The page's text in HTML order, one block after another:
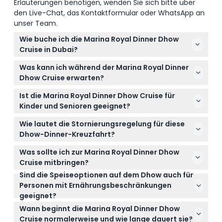
Erläuterungen benötigen, wenden Sie sich bitte über
den Live-Chat, das Kontaktformular oder WhatsApp an
unser Team.
Wie buche ich die Marina Royal Dinner Dhow
Cruise in Dubai?
Sie können Ihre Marina Royal Dinner Dhow Cruise
ganz einfach online hier auf dieser Website buchen,
Datum sowie Ihre Sitzplatzoption auswählen
können.
Was kann ich während der Marina Royal Dinner
Dhow Cruise erwarten?
Erwarten Sie eine entspannte 1,5 bis 2-stündige
Kreuzfahrt entlang der Dubai Marina auf einem
traditionellen hölzernen Dhow mit
atemberaubendem Blick auf Sehenswürdigkeiten
wie Marina Mall, Ain Dubai und JBR sowie ein 5-
Hintergrundmusik zur Abrundung des Abends.
Ist die Marina Royal Dinner Dhow Cruise für
Kinder und Senioren geeignet?
Ja, die Kreuzfahrt ist für alle Altersgruppen
geeignet, einschließlich Kinder und Senioren, mit
einem angenehmen Erlebnis für Familien und
Gruppen macht.
Wie lautet die Stornierungsregelung für diese
Dhow-Dinner-Kreuzfahrt?
Sie können bis zu 48 Stunden vor Ihrer Buchung
stornieren und erhalten eine volle Rückerstattung
abzüglich etwaiger Transfergebühren, aber
Stornierungen, die weniger als 24 Stunden vorher
erfolgen oder Nichterscheinen, werden vollständig
berechnet.
Was sollte ich zur Marina Royal Dinner Dhow
Cruise mitbringen?
Bringen Sie Ihre Buchungsbestätigung, einen
gültigen Ausweis und bei Wunsch eine leichte Jacke
für das offene Oberdeck mit; bequeme Kleidung
und eine Kamera werden ebenfalls empfohlen, um
die schöne Skyline festzuhalten.
Sind die Speiseoptionen auf dem Dhow auch für
Personen mit Ernährungsbeschränkungen
geeignet?
Die Kreuzfahrt bietet ein 5-Sterne-internationales
Buffet mit einer Vielzahl von Gerichten, aber es ist
Wann beginnt die Marina Royal Dinner Dhow
Cruise normalerweise und wie lange dauert sie?